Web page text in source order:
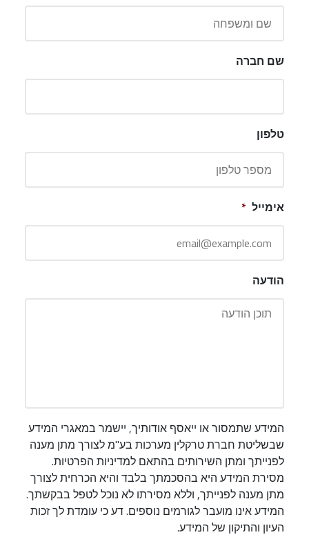
שם חברה
טלפון
אימייל *
הודעה
המידע שתמסור או ייאסף אודותיך, יישמר במאגרי המידע
שבשליטת חברת טרקלין מערכות בע"מ לצורך מתן מענה
לפנייתך ומתן השירותים בהתאם למדיניות הפרטיות.
מסירת המידע היא בהסכמתך בלבד והיא הכרחית לצורך
מתן מענה לפנייתך, וללא מסירתו לא נוכל לטפל בבקשתך.
המידע אינו מועבר לגורמים נוספים. דע כי עומדת לך זכות
העיון והתיקון של המידע.